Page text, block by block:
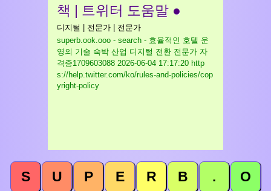
책 | 트위터 도움말 ●
디지털 | 전문가 | 전문가
superb.ook.ooo - search - 효율적인 호텔 운
영의 기술 숙박 산업 디지털 전환 전문가 자
격증1709603088 2026-06-04 17:17:20 http
s://help.twitter.com/ko/rules-and-policies/cop
yright-policy
S U P E R B . O